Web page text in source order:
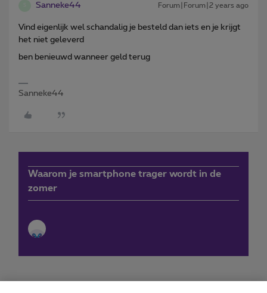
Sanneke44 Forum|Forum|2 years ago
Vind eigenlijk wel schandalig je besteld dan iets en je krijgt
het niet geleverd
ben benieuwd wanneer geld terug
Sanneke44
Waarom je smartphone trager wordt in de
zomer